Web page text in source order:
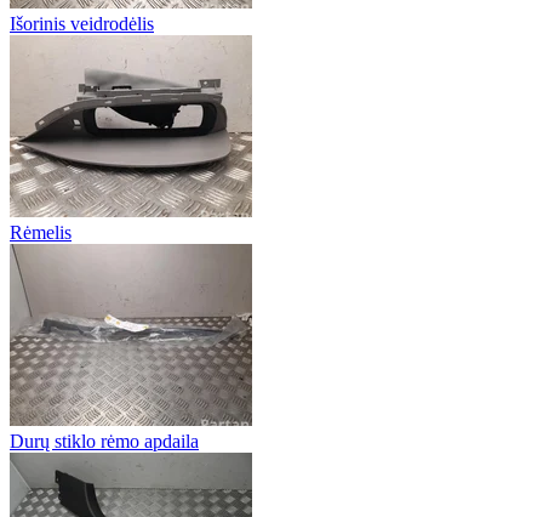
Išorinis veidrodėlis
Rėmelis
Durų stiklo rėmo apdaila